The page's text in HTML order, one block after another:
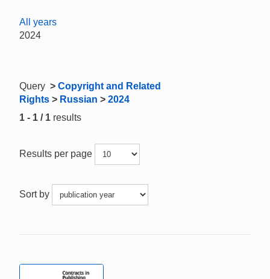
All years
2024
Query > Copyright and Related
Rights > Russian > 2024
1 - 1 / 1 results
Results per page
Sort by